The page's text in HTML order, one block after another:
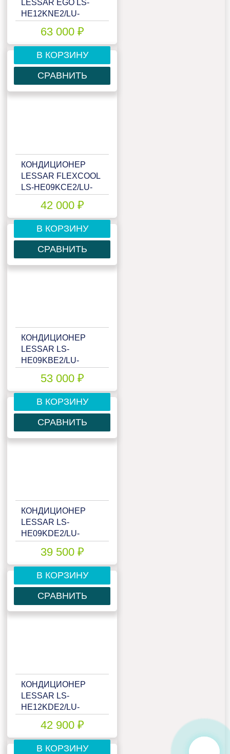
LESSAR EGO LS-
HE12KNE2/LU-
63 000 ₽
В КОРЗИНУ
СРАВНИТЬ
КОНДИЦИОНЕР
LESSAR FLEXCOOL
LS-HE09KCE2/LU-
42 000 ₽
В КОРЗИНУ
СРАВНИТЬ
КОНДИЦИОНЕР
LESSAR LS-
HE09KBE2/LU-
53 000 ₽
В КОРЗИНУ
СРАВНИТЬ
КОНДИЦИОНЕР
LESSAR LS-
HE09KDE2/LU-
39 500 ₽
В КОРЗИНУ
СРАВНИТЬ
КОНДИЦИОНЕР
LESSAR LS-
HE12KDE2/LU-
42 900 ₽
В КОРЗИНУ